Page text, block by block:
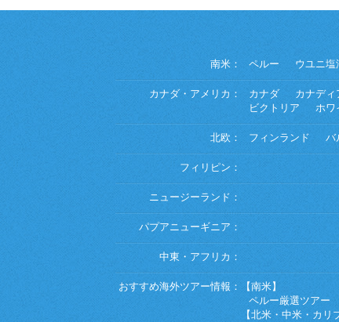
南米： ペルー ウユニ塩
カナダ・アメリカ： カナダ カナディ
ビクトリア
ホワ
北欧： フィンランド バ
フィリピン：
ニュージーランド：
パプアニューギニア：
中東・アフリカ：
おすすめ海外ツアー情報：
【南米】
ペルー厳選ツアー
【北米・中米・カリ